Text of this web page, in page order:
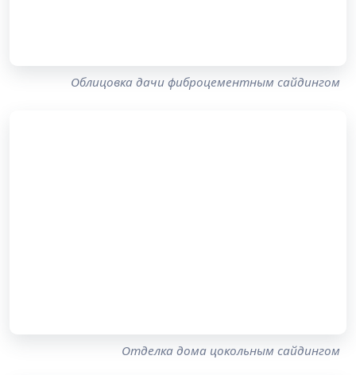
Облицовка дачи фиброцементным сайдингом
Отделка дома цокольным сайдингом